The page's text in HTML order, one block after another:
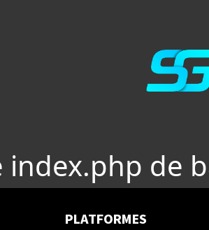
de
PLATFORMES